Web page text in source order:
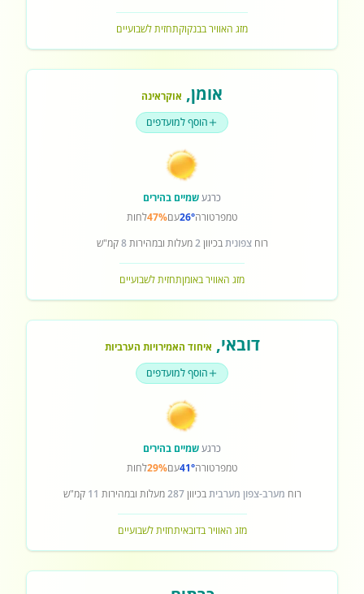
מזג האוויר בבנקוקתחזית לשבועיים
אומן, אוקראינה
הוסף למועדפים
כרגעשמיים בהירים
טמפרטורה26°עם47%לחות
רוחצפוניתבכיוון2מעלות ובמהירות8קמ"ש
מזג האוויר באומןתחזית לשבועיים
דובאי, איחוד האמירויות הערביות
הוסף למועדפים
כרגעשמיים בהירים
טמפרטורה41°עם29%לחות
רוח מערב-צפון מערביתבכיוון287מעלות ובמהירות 11 קמ"ש
מזג האוויר בדובאיתחזית לשבועיים